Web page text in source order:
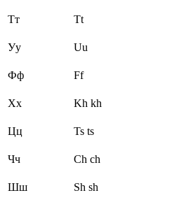
Тт
Tt
Уу
Uu
Фф
Ff
Хх
Kh kh
Цц
Ts ts
Чч
Ch ch
Шш
Sh sh